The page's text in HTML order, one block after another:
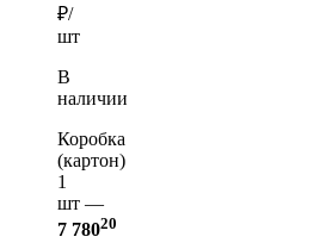
₽/
шт
В
наличии
Коробка
(картон)
1
шт —
7 78020